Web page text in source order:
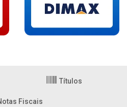
Títulos
Fiscais